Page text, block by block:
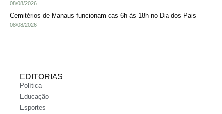
08/08/2026
Cemitérios de Manaus funcionam das 6h às 18h no Dia dos Pais
08/08/2026
EDITORIAS
Política
Educação
Esportes